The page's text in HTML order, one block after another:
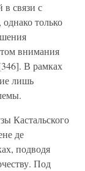
в связи с
только
внимания
В рамках
лишь
Кастальского
де
подводя
Под